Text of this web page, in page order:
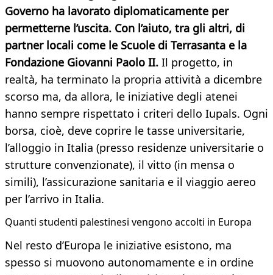
Governo ha lavorato diplomaticamente per
permetterne l’uscita. Con l’aiuto, tra gli altri, di
partner locali come le Scuole di Terrasanta e la
Fondazione Giovanni Paolo II. Il progetto, in
realtà, ha terminato la propria attività a dicembre
scorso ma, da allora, le iniziative degli atenei
hanno sempre rispettato i criteri dello Iupals. Ogni
borsa, cioè, deve coprire le tasse universitarie,
l’alloggio in Italia (presso residenze universitarie o
strutture convenzionate), il vitto (in mensa o
simili), l’assicurazione sanitaria e il viaggio aereo
per l’arrivo in Italia.
Quanti studenti palestinesi vengono accolti in Europa
Nel resto d’Europa le iniziative esistono, ma
spesso si muovono autonomamente e in ordine